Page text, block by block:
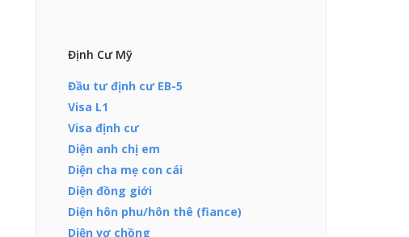
Định Cư Mỹ
Đầu tư định cư EB-5
Visa L1
Visa định cư
Diện anh chị em
Diện cha mẹ con cái
Diện đồng giới
Diện hôn phu/hôn thê (fiance)
Diện vợ chồng